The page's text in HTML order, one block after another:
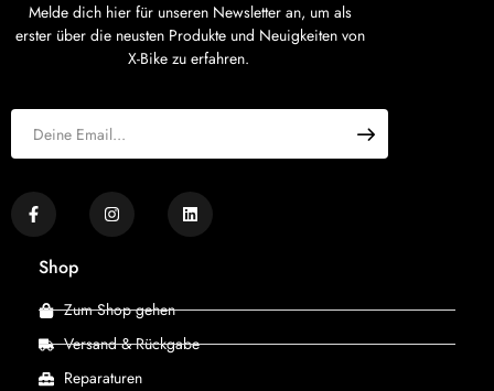
Melde dich hier für unseren Newsletter an, um als
erster über die neusten Produkte und Neuigkeiten von
X-Bike zu erfahren.
Shop
Zum Shop gehen
Versand & Rückgabe
Reparaturen